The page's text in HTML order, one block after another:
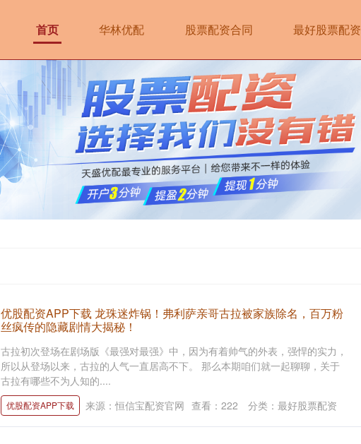
首页 华林优配 股票配资合同 最好股票配资
优股配资APP下载 龙珠迷炸锅！弗利萨亲哥古拉被家族除名，百万粉
丝疯传的隐藏剧情大揭秘！
古拉初次登场在剧场版《最强对最强》中，因为有着帅气的外表，强悍的实力，
所以从登场以来，古拉的人气一直居高不下。 那么本期咱们就一起聊聊，关于
古拉有哪些不为人知的....
优股配资APP下载 来源：恒信宝配资官网 查看： 222 分类： 最好股票配资